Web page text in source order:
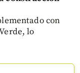
con
lo